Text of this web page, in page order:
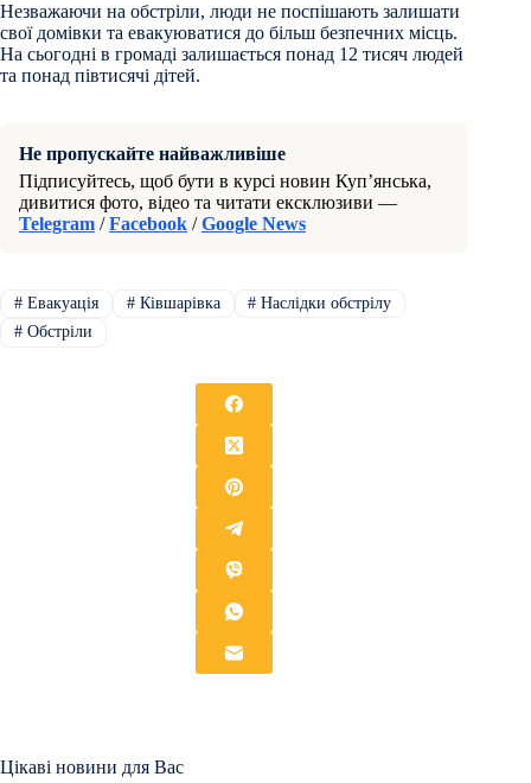
Незважаючи на обстріли, люди не поспішають залишати
свої домівки та евакуюватися до більш безпечних місць.
На сьогодні в громаді залишається понад 12 тисяч людей
та понад півтисячі дітей.
Не пропускайте найважливіше
Підписуйтесь, щоб бути в курсі новин Куп’янська,
дивитися фото, відео та читати ексклюзиви —
Telegram /Facebook /Google News
#Евакуація #Ківшарівка # Наслідки обстрілу
#Обстріли
Цікаві новини для Вас